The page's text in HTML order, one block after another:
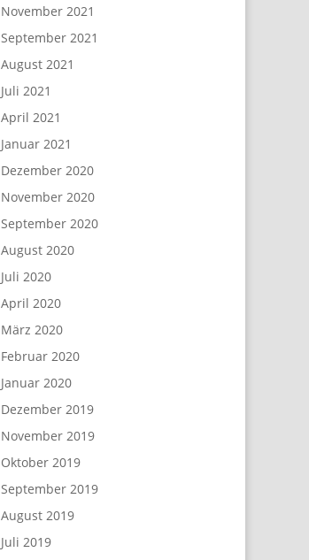
November 2021
September 2021
August 2021
Juli 2021
April 2021
Januar 2021
Dezember 2020
November 2020
September 2020
August 2020
Juli 2020
April 2020
März 2020
Februar 2020
Januar 2020
Dezember 2019
November 2019
Oktober 2019
September 2019
August 2019
Juli 2019